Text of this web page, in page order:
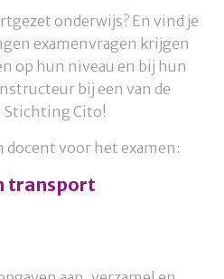
onderwijs? En vind je
examenvragen krijgen
op hun niveau en bij hun
bij een van de
Stichting Cito!
docent voor het examen:
transport